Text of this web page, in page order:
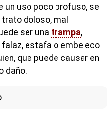
un uso poco profuso, se
doloso, mal
ser una trampa,
falaz, estafa o embeleco
que puede causar en
o daño.